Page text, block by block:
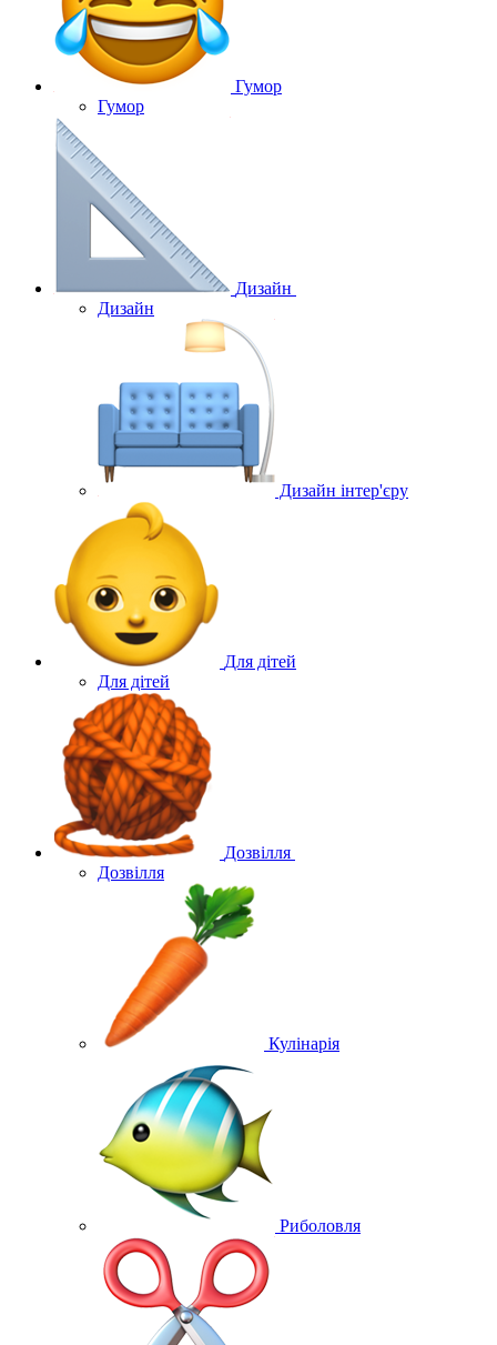
Гумор
Гумор
Дизайн
Дизайн
Дизайн інтер'єру
Для дітей
Для дітей
Дозвілля
Дозвілля
Кулінарія
Риболовля